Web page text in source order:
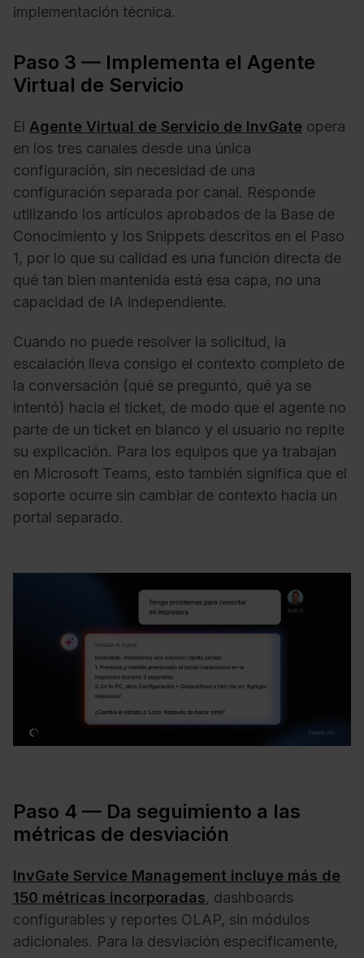
implementación técnica.
Paso 3 — Implementa el Agente
Virtual de Servicio
El Agente Virtual de Servicio de InvGate opera
en los tres canales desde una única
configuración, sin necesidad de una
configuración separada por canal. Responde
utilizando los artículos aprobados de la Base de
Conocimiento y los Snippets descritos en el Paso
1, por lo que su calidad es una función directa de
qué tan bien mantenida está esa capa, no una
capacidad de IA independiente.
Cuando no puede resolver la solicitud, la
escalación lleva consigo el contexto completo de
la conversación (qué se preguntó, qué ya se
intentó) hacia el ticket, de modo que el agente no
parte de un ticket en blanco y el usuario no repite
su explicación. Para los equipos que ya trabajan
en Microsoft Teams, esto también significa que el
soporte ocurre sin cambiar de contexto hacia un
portal separado.
Paso 4 — Da seguimiento a las
métricas de desviación
InvGate Service Management incluye más de
150 métricas incorporadas, dashboards
configurables y reportes OLAP, sin módulos
adicionales. Para la desviación específicamente,